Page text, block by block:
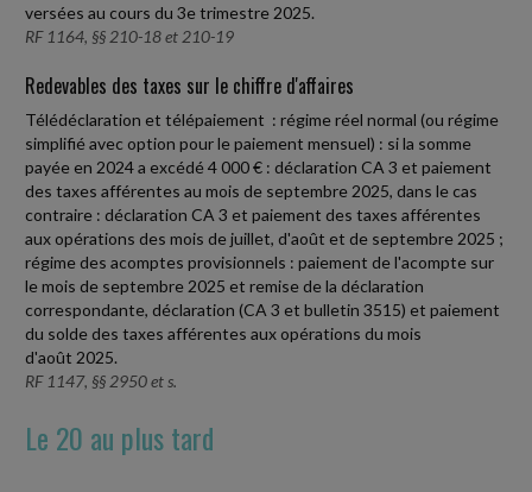
versées au cours du 3e trimestre 2025.
RF 1164, §§ 210-18 et 210-19
Redevables des taxes sur le chiffre d'affaires
Télédéclaration et télépaiement : régime réel normal (ou régime
simplifié avec option pour le paiement mensuel) : si la somme
payée en 2024 a excédé 4 000 € : déclaration CA 3 et paiement
des taxes afférentes au mois de septembre 2025, dans le cas
contraire : déclaration CA 3 et paiement des taxes afférentes
aux opérations des mois de juillet, d'août et de septembre 2025 ;
régime des acomptes provisionnels : paiement de l'acompte sur
le mois de septembre 2025 et remise de la déclaration
correspondante, déclaration (CA 3 et bulletin 3515) et paiement
du solde des taxes afférentes aux opérations du mois
d'août 2025.
RF 1147, §§ 2950 et s.
Le 20 au plus tard